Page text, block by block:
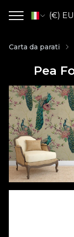
(€)
Carta da parati
Pea